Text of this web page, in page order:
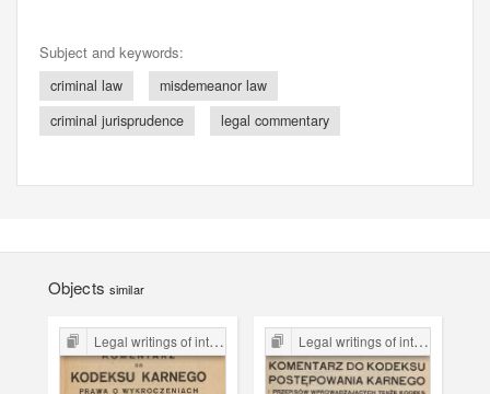
Subject and keywords:
criminal law
misdemeanor law
criminal jurisprudence
legal commentary
Objects similar
Legal writings of inter-war period form the Legal Faculty Library JU Legal writings of inter-war period form the Legal Faculty Library JU